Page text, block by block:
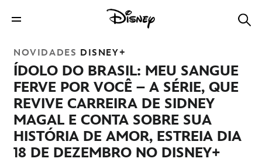
NOVIDADES DISNEY+
ÍDOLO DO BRASIL: MEU SANGUE
FERVE POR VOCÊ – A SÉRIE, QUE
REVIVE CARREIRA DE SIDNEY
MAGAL E CONTA SOBRE SUA
HISTÓRIA DE AMOR, ESTREIA DIA
18 DE DEZEMBRO NO DISNEY+